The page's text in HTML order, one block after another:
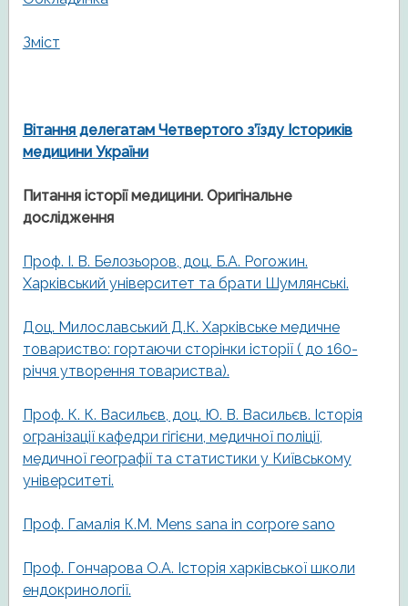
Зміст
Вітання делегатам Четвертого з’їзду Істориків
медицини України
Питання історії медицини. Оригінальне
дослідження
Проф. І. В. Белозьоров, доц. Б.А. Рогожин.
Харківський університет та брати Шумлянські.
Доц. Милославський Д.К. Харківське медичне
товариство: гортаючи сторінки історії ( до 160-
річчя утворення товариства).
Проф. К. К. Васильєв, доц. Ю. В. Васильєв. Історія
огранізації кафедри гігієни, медичної поліції,
медичної географії та статистики у Київському
університеті.
Проф. Гамалія К.М. Mens sana in corpore sano
Проф. Гончарова О.А. Історія харківської школи
ендокринології.